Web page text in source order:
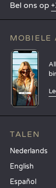
Bel ons op
MOBIELE
TALEN
Nederlands
English
Español